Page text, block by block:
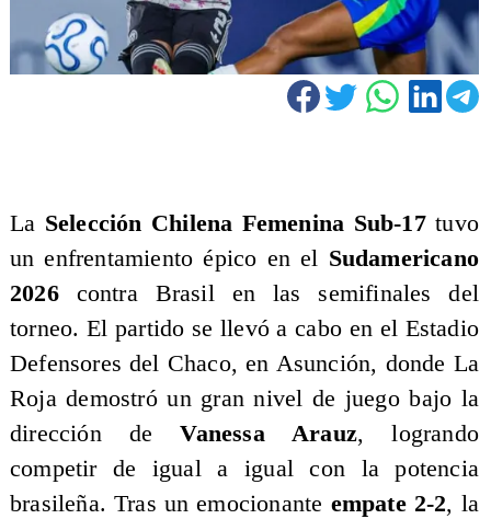
La Selección Chilena Femenina Sub-17tuvo
un enfrentamiento épico en el Sudamericano
2026contra Brasil en las semifinales del
torneo. El partido se llevó a cabo en el Estadio
Defensores del Chaco, en Asunción, donde La
Roja demostró un gran nivel de juego bajo la
dirección deVanessa Arauz, logrando
competir de igual a igual con la potencia
brasileña. Tras un emocionante empate 2-2, la